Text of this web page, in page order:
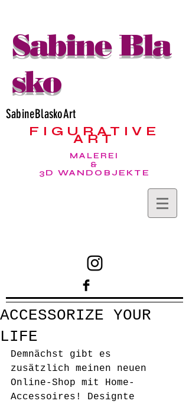
Sabine Bla
sko
SabineBlaskoArt
FIGURATIVE
ART
MALEREI
&
3D WANDOBJEKTE
ACCESSORIZE YOUR
LIFE
Demnächst gibt es
zusätzlich meinen neuen
Online-Shop mit Home-
Accessoires! Designte